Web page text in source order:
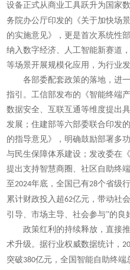
设备正式从商业工具跃升为国家
务院办公厅印发的《关于加快场
的实施意见》，更是首次系统性
纳入数字经济、人工智能新赛道
等场景开展规模化应用，为行业
各部委配套政策的落地，进
指引。工信部发布的《智能终端
数据安全、互联互通等维度提出
发展；住建部等六部委联合印发
的指导意见》，明确鼓励部署多
与民生保障体系建设；发改委在
提出支持智慧商圈、社区自助终
至2024年底，全国已有28个省级
累计财政投入超62亿元，带动社
引导、市场主导、社会参与”的良
政策红利的持续释放，直接
术升级。据行业权威数据统计，
突破380亿元，全国智能自助终端